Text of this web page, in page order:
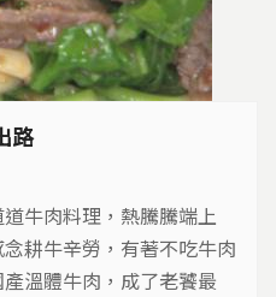
路
牛肉料理，熱騰騰端上
耕牛辛勞，有著不吃牛肉
溫體牛肉，成了老饕最